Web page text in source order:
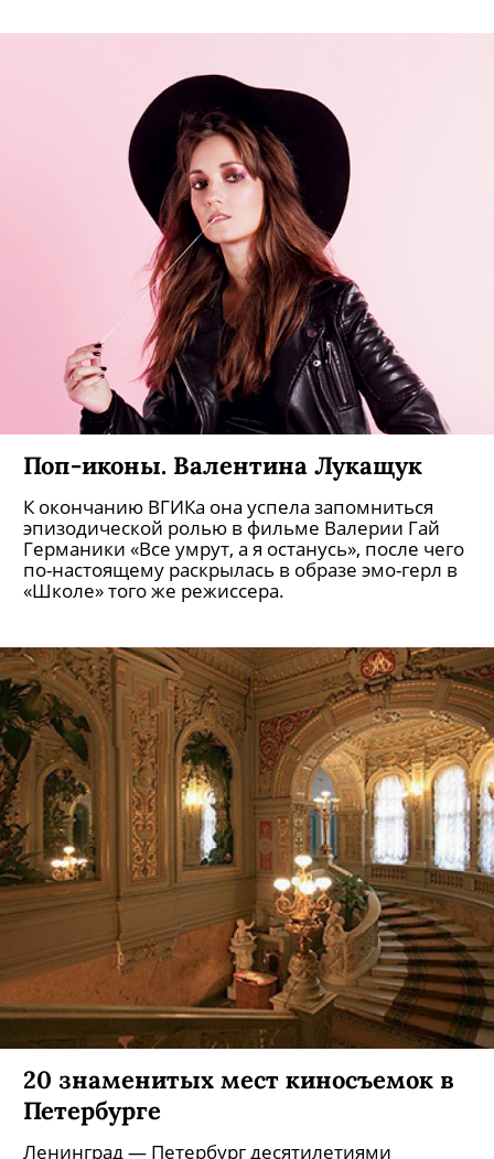
Поп-иконы. Валентина Лукащук
К окончанию ВГИКа она успела запомниться
эпизодической ролью в фильме Валерии Гай
Германики «Все умрут, а я останусь», после чего
по-настоящему раскрылась в образе эмо-герл в
«Школе» того же режиссера.
20 знаменитых мест киносъемок в
Петербурге
Ленинград — Петербург десятилетиями